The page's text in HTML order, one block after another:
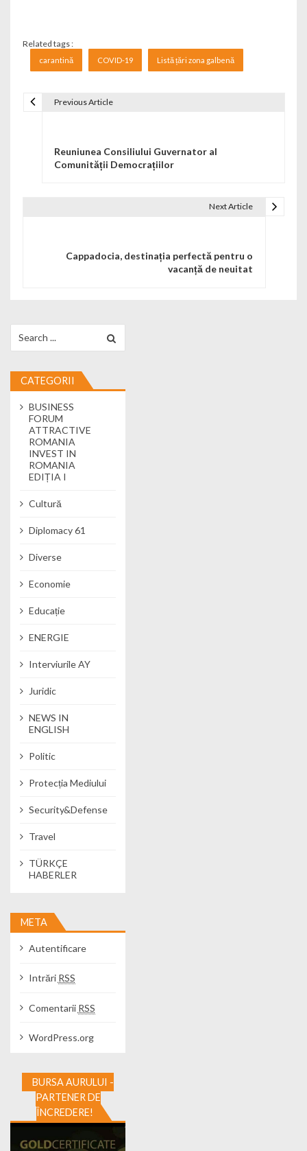
Related tags :
carantină COVID-19 Listă țări zona galbenă
Previous Article
Reuniunea Consiliului Guvernator al
Comunității Democrațiilor
Next Article
Cappadocia, destinația perfectă pentru o
vacanță de neuitat
CATEGORII
BUSINESS
FORUM
ATTRACTIVE
ROMANIA
INVEST IN
ROMANIA
EDIȚIA I
Cultură
Diplomacy 61
Diverse
Economie
Educație
ENERGIE
Interviurile AY
Juridic
NEWS IN
ENGLISH
Politic
Protecția Mediului
Security&Defense
Travel
TÜRKÇE
HABERLER
META
Autentificare
Intrări RSS
Comentarii RSS
WordPress.org
BURSA AURULUI -
PARTENER DE
ÎNCREDERE!